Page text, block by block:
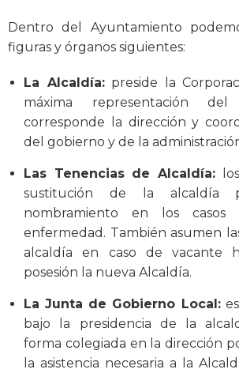
Dentro del Ayuntamiento
figuras y órganos siguientes:
La Alcaldía:preside la
máxima representación
corresponde la dirección y
del gobierno y de la
Las Tenencias de Alcaldía:
sustitución de la alcaldía
nombramiento en los casos
enfermedad. También asumen
alcaldía en caso de vacante
posesión la nueva Alcaldía.
La Junta de Gobierno Local:
bajo la presidencia de la
forma colegiada en la dirección
la asistencia necesaria a la